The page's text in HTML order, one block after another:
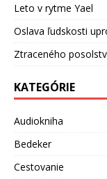
Leto v rytme Yael
Oslava ľudskosti
Ztraceného
KATEGÓRIE
Audiokniha
Bedeker
Cestovanie